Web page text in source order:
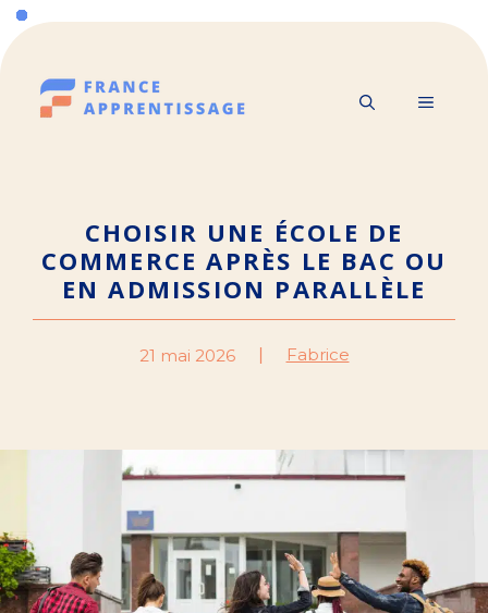
Aller
au
contenu
MENU
CHOISIR UNE ÉCOLE DE
COMMERCE APRÈS LE BAC OU
EN ADMISSION PARALLÈLE
21 mai 2026 Fabrice